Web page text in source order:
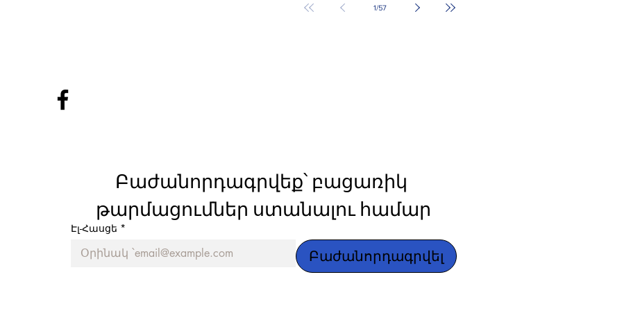
1/57
Բաժանորդագրվեք՝ բացառիկ
թարմացումներ ստանալու համար
Էլ-Հասցե *
Բաժանորդագրվել